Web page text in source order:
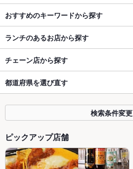
おすすめのキーワードから探す
ランチのあるお店から探す
チェーン店から探す
都道府県を選び直す
検索条件変更
ピックアップ店舗